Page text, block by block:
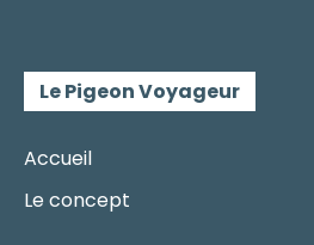
Le Pigeon Voyageur
Accueil
Le concept